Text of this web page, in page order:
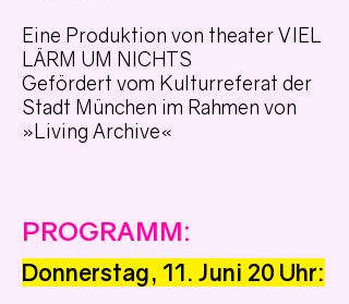
Eine Produktion von theater VIEL
LÄRM UM NICHTS
Gefördert vom Kulturreferat der
Stadt München im Rahmen von
»Living Archive«
PROGRAMM:
Donnerstag, 11. Juni 20 Uhr: